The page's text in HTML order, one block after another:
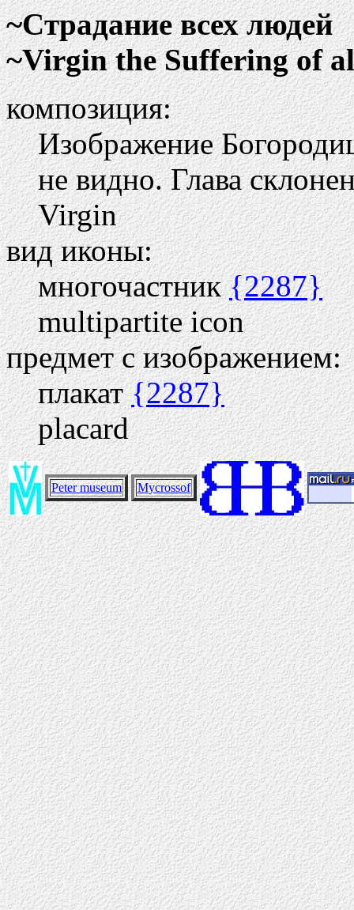
~Cтрадание всех людей
~Virgin the Suffering of
композиция:
Изображение
не видно. Глава
Virgin
вид иконы:
многочастник{2287}
multipartite icon
предмет с изображением:
плакат{2287}
placard
Peter museum Mycrossof